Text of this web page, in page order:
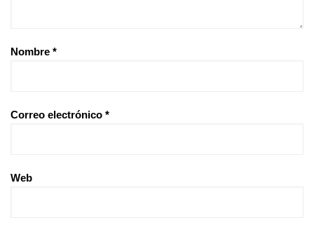
Nombre *
Correo electrónico *
Web